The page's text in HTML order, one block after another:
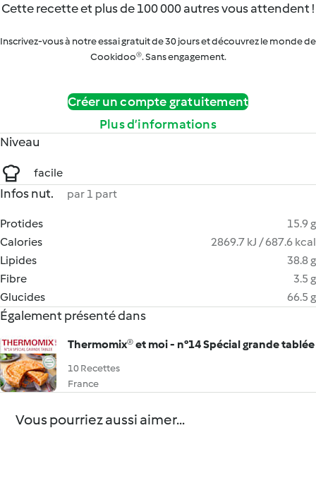
Cette recette et plus de 100 000 autres vous attendent !
Inscrivez-vous à notre essai gratuit de 30 jours et découvrez le monde de
Cookidoo®. Sans engagement.
Créer un compte gratuitement
Plus d’informations
Niveau
facile
Infos nut. par 1 part
Protides
15.9 g
Calories
2869.7 kJ / 687.6 kcal
Lipides
38.8 g
Fibre
3.5 g
Glucides
66.5 g
Également présenté dans
Thermomix® et moi - n°14 Spécial grande tablée
10 Recettes
France
Vous pourriez aussi aimer...